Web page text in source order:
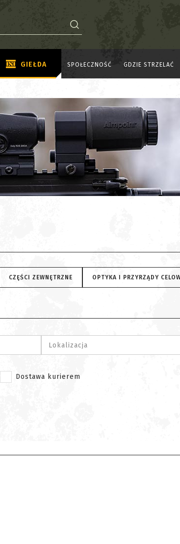
GIEŁDA SPOŁECZNOŚĆ GDZIE STRZELAĆ
CZĘŚCI ZEWNĘTRZNE OPTYKA I PRZYRZĄDY
Lokalizacja
Dostawa kurierem